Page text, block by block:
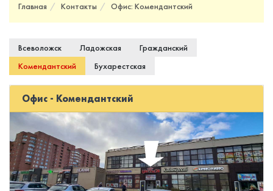
Главная Контакты Офис: Комендантский
Всеволожск Ладожская
Гражданский
Комендантский
Бухарестская
Офис - Комендантский